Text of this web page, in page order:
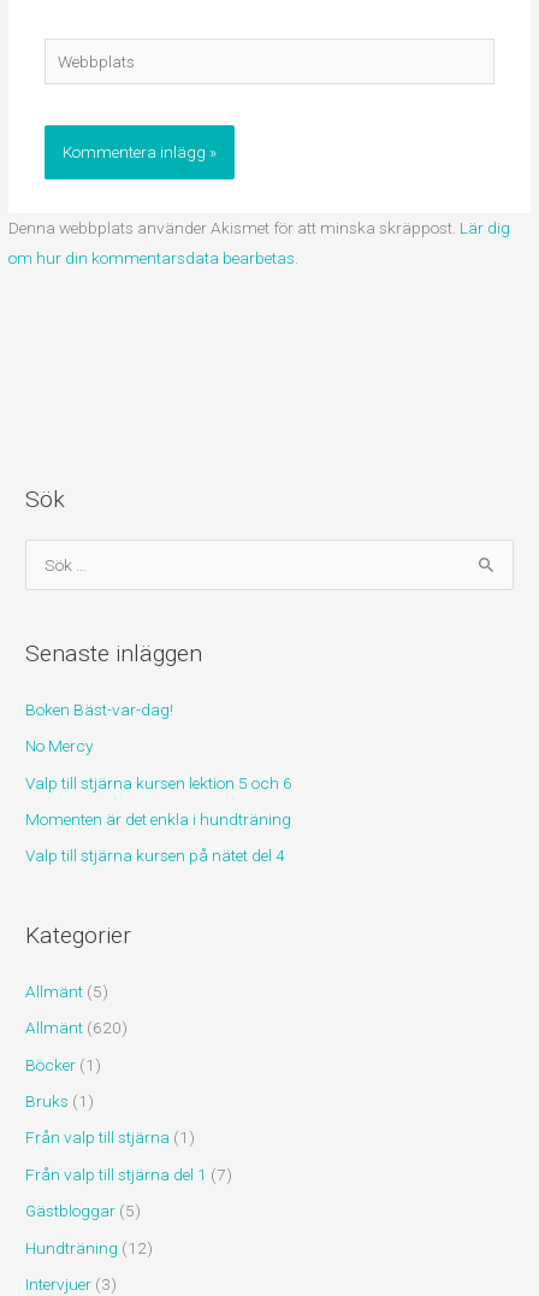
Webbplats
Denna webbplats använder Akismet för att minska skräppost. Lär dig
om hur din kommentarsdata bearbetas
Sök
ö
e
t
e
r
:
Senaste inläggen
Boken Bäst-var-dag!
No Mercy
Valp till stjärna kursen lektion 5 och 6
Momenten är det enkla i hundträning
Valp till stjärna kursen på nätet del 4
Kategorier
Allmänt (5)
Allmänt (620)
Böcker (1)
Bruks (1)
Från valp till stjärna (1)
Från valp till stjärna del 1 (7)
Gästbloggar (5)
Hundträning (12)
Intervjuer (3)